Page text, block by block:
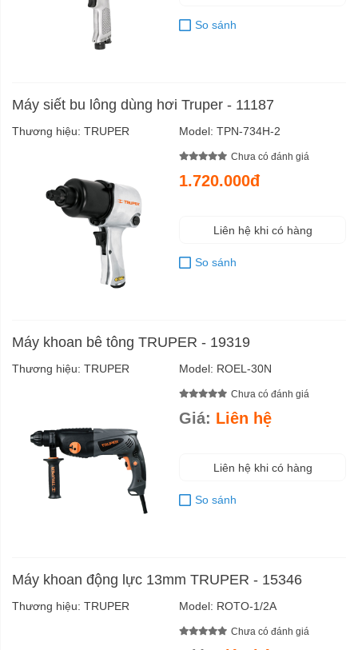
So sánh
Máy siết bu lông dùng hơi Truper - 11187
Thương hiệu: TRUPER Model: TPN-734H-2
Chưa có đánh giá
1.720.000đ
Liên hệ khi có hàng
So sánh
Máy khoan bê tông TRUPER - 19319
Thương hiệu: TRUPER Model: ROEL-30N
Chưa có đánh giá
Giá: Liên hệ
Liên hệ khi có hàng
So sánh
Máy khoan động lực 13mm TRUPER - 15346
Thương hiệu: TRUPER Model: ROTO-1/2A
Chưa có đánh giá